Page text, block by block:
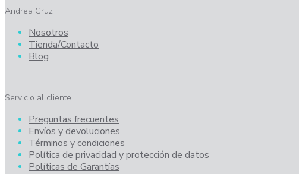
Andrea Cruz
Nosotros
Tienda/Contacto
Blog
Servicio al cliente
Preguntas frecuentes
Envíos y devoluciones
Términos y condiciones
Política de privacidad y protección de datos
Políticas de Garantías